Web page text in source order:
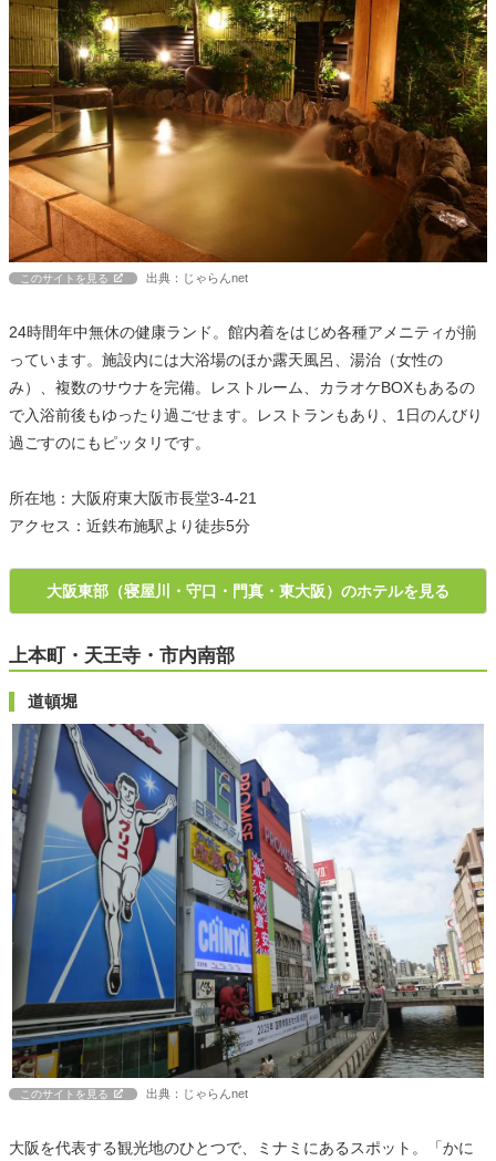
このサイトを見る 出典：じゃらんnet
24時間年中無休の健康ランド。館内着をはじめ各種アメニティが揃
っています。施設内には大浴場のほか露天風呂、湯治（女性の
み）、複数のサウナを完備。レストルーム、カラオケBOXもあるの
で入浴前後もゆったり過ごせます。レストランもあり、1日のんびり
過ごすのにもピッタリです。
所在地：大阪府東大阪市長堂3-4-21
アクセス：近鉄布施駅より徒歩5分
大阪東部（寝屋川・守口・門真・東大阪）のホテルを見る
上本町・天王寺・市内南部
道頓堀
このサイトを見る 出典：じゃらんnet
大阪を代表する観光地のひとつで、ミナミにあるスポット。「かに